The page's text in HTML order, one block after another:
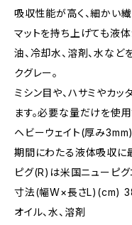
吸収性能が高く、細かい
マットを持ち上げても液
油、冷却水、溶剤、水など
クグレー。
ミシン目や、ハサミやカッ
ます。必要な量だけを使用
ヘビーウェイト(厚み
期間にわたる液体吸収に
ピグ(R)は米国ニューピグ
寸法(幅W×長さL)(cm)
オイル、水、溶剤